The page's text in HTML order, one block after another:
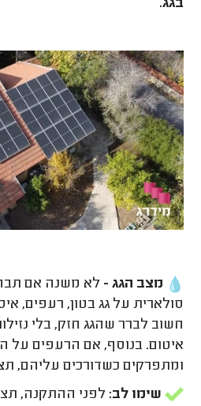
בגג.
מצב הגג - לא משנה אם
סולארית על גג בטון, רעפים,
חשוב לברר שהגג חזק, בלי
איטום. בנוסף, אם הרעפים על
ומתפרקים כשדורכים עליהם,
שימו לב: לפני ההתקנה,